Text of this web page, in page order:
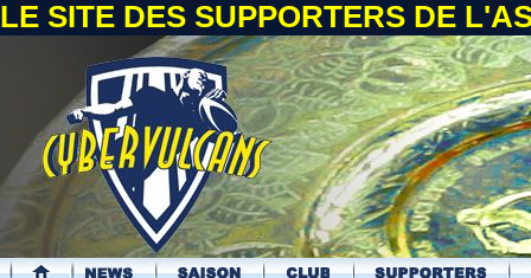
LE SITE DES SUPPORTERS DE